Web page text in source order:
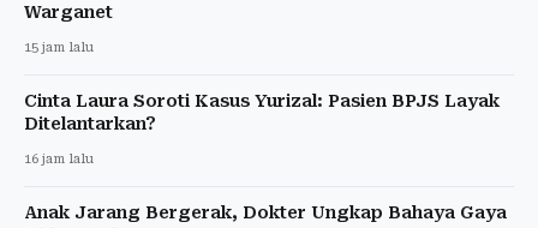
Warganet
15 jam lalu
Cinta Laura Soroti Kasus Yurizal: Pasien BPJS Layak
Ditelantarkan?
16 jam lalu
Anak Jarang Bergerak, Dokter Ungkap Bahaya Gaya